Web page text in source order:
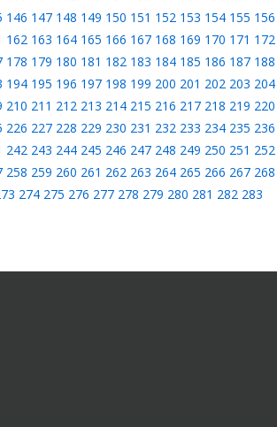
146 147 148 149 150 151 152 153 154 155 156
162 163 164 165 166 167 168 169 170 171 172
178 179 180 181 182 183 184 185 186 187 188
194 195 196 197 198 199 200 201 202 203 204
210 211 212 213 214 215 216 217 218 219 220
226 227 228 229 230 231 232 233 234 235 236
242 243 244 245 246 247 248 249 250 251 252
258 259 260 261 262 263 264 265 266 267 268
274 275 276 277 278 279 280 281 282 283